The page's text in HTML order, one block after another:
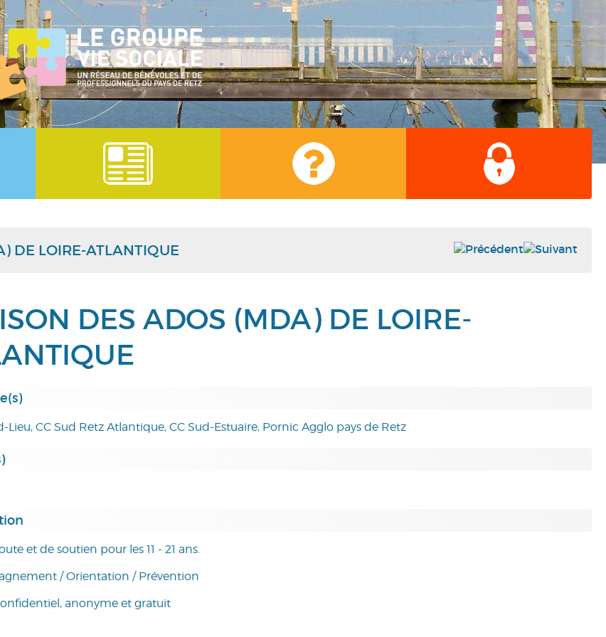
DE LOIRE-ATLANTIQUE
DES ADOS (MDA) DE LOIRE-
Lieu, CC Sud Retz Atlantique, CC Sud-Estuaire, Pornic Agglo pays de Retz
et de soutien pour les 11 - 21 ans.
/ Orientation / Prévention
anonyme et gratuit